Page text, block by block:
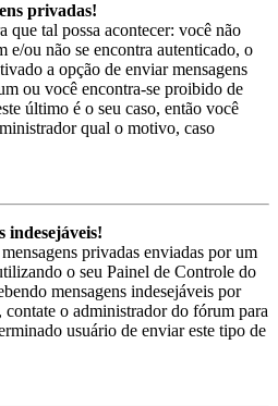
privadas!
que tal possa acontecer: você não
e/ou não se encontra autenticado, o
a opção de enviar mensagens
ou você encontra-se proibido de
último é o seu caso, então você
qual o motivo, caso
indesejáveis!
privadas enviadas por um
o seu Painel de Controle do
mensagens indesejáveis por
contate o administrador do fórum para
usuário de enviar este tipo de